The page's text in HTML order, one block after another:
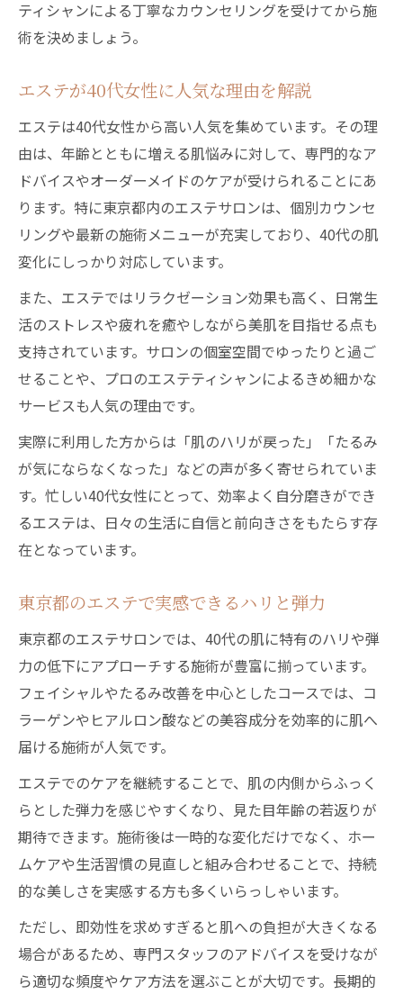
ティシャンによる丁寧なカウンセリングを受けてから施
術を決めましょう。
エステが40代女性に人気な理由を解説
エステは40代女性から高い人気を集めています。その理
由は、年齢とともに増える肌悩みに対して、専門的なア
ドバイスやオーダーメイドのケアが受けられることにあ
ります。特に東京都内のエステサロンは、個別カウンセ
リングや最新の施術メニューが充実しており、40代の肌
変化にしっかり対応しています。
また、エステではリラクゼーション効果も高く、日常生
活のストレスや疲れを癒やしながら美肌を目指せる点も
支持されています。サロンの個室空間でゆったりと過ご
せることや、プロのエステティシャンによるきめ細かな
サービスも人気の理由です。
実際に利用した方からは「肌のハリが戻った」「たるみ
が気にならなくなった」などの声が多く寄せられていま
す。忙しい40代女性にとって、効率よく自分磨きができ
るエステは、日々の生活に自信と前向きさをもたらす存
在となっています。
東京都のエステで実感できるハリと弾力
東京都のエステサロンでは、40代の肌に特有のハリや弾
力の低下にアプローチする施術が豊富に揃っています。
フェイシャルやたるみ改善を中心としたコースでは、コ
ラーゲンやヒアルロン酸などの美容成分を効率的に肌へ
届ける施術が人気です。
エステでのケアを継続することで、肌の内側からふっく
らとした弾力を感じやすくなり、見た目年齢の若返りが
期待できます。施術後は一時的な変化だけでなく、ホー
ムケアや生活習慣の見直しと組み合わせることで、持続
的な美しさを実感する方も多くいらっしゃいます。
ただし、即効性を求めすぎると肌への負担が大きくなる
場合があるため、専門スタッフのアドバイスを受けなが
ら適切な頻度やケア方法を選ぶことが大切です。長期的